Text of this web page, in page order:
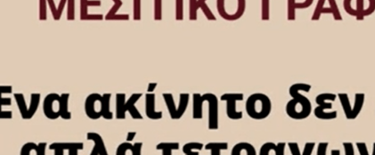
επιχείρηση πραγματοποιήθηκε στην